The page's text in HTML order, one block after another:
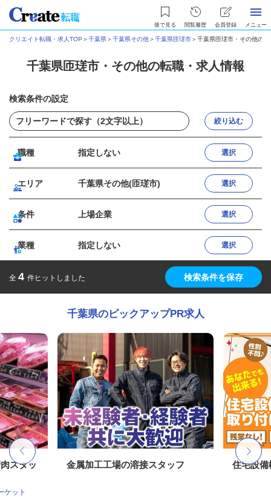
後で見る 閲覧履歴 会員登録 メニュー
クリエイト転職・求人TOP ＞千葉県＞千葉県その他＞千葉県匝瑳市＞千葉県匝瑳市・その他の
千葉県匝瑳市・その他の転職・求人情報
検索条件の設定
絞り込む
職種 指定しない 選択
エリア 千葉県その他(匝瑳市) 選択
条件 上場企業 選択
業種 指定しない 選択
全 4 件ヒットしました 検索条件を保存
千葉県のピックアップPR求人
スタッ
ケット
金属加工工場の溶接スタッフ 住宅設備